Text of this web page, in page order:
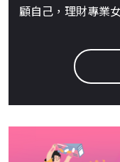
顧自己，理財專業